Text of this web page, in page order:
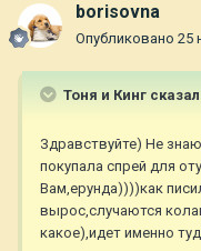
borisovna
Опубликовано 25
Тоня и Кинг
Здравствуйте) Не знаю
покупала спрей для
Вам,ерунда))))как
вырос,случаются
какое),идет именно